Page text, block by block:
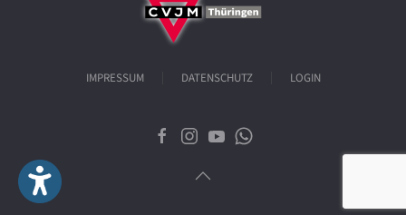
IMPRESSUM DATENSCHUTZ LOGIN